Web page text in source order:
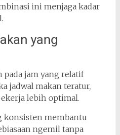
ini menjaga kadar
yang
pada jam yang relatif
jadwal makan teratur,
lebih optimal.
konsisten membantu
ngemil tanpa